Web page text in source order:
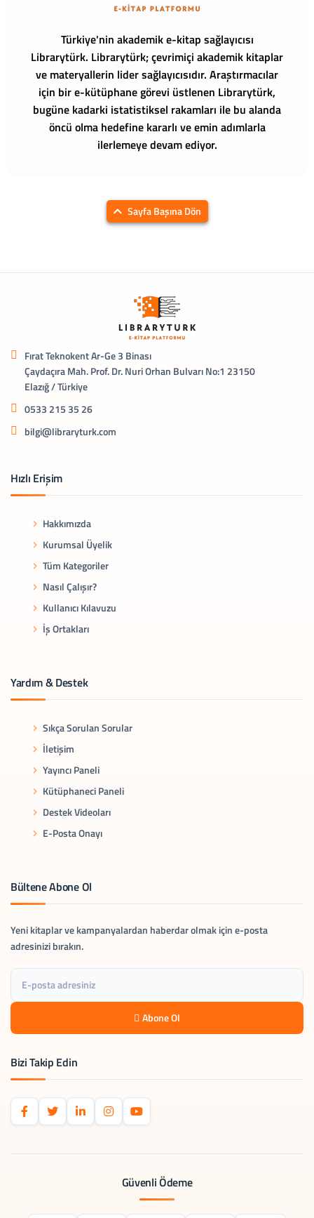
Türkiye'nin akademik e-kitap sağlayıcısı
Librarytürk. Librarytürk; çevrimiçi akademik kitaplar
ve materyallerin lider sağlayıcısıdır. Araştırmacılar
için bir e-kütüphane görevi üstlenen Librarytürk,
bugüne kadarki istatistiksel rakamları ile bu alanda
öncü olma hedefine kararlı ve emin adımlarla
ilerlemeye devam ediyor.
Sayfa Başına Dön
Fırat Teknokent Ar-Ge 3 Binası
Çaydaçıra Mah. Prof. Dr. Nuri Orhan Bulvarı No:1 23150
Elazığ / Türkiye
0533 215 35 26
bilgi@libraryturk.com
Hızlı Erişim
Hakkımızda
Kurumsal Üyelik
Tüm Kategoriler
Nasıl Çalışır?
Kullanıcı Kılavuzu
İş Ortakları
Yardım & Destek
Sıkça Sorulan Sorular
İletişim
Yayıncı Paneli
Kütüphaneci Paneli
Destek Videoları
E-Posta Onayı
Bültene Abone Ol
Yeni kitaplar ve kampanyalardan haberdar olmak için e-posta
adresinizi bırakın.
Abone Ol
Bizi Takip Edin
Güvenli Ödeme